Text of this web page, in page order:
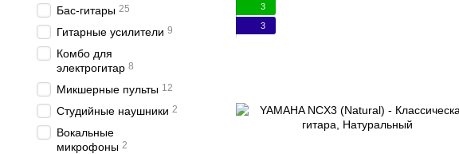
3
3
Бас-гитары 25
Гитарные усилители 9
Комбо для
электрогитар 8
Микшерные пульты 12
Студийные наушники 2
Вокальные
микрофоны 2